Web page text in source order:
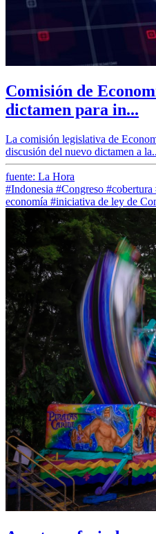
Comisión de
dictamen para in...
La comisión legislativa de
discusión del nuevo dictamen a
fuente: La Hora
#Indonesia #Congreso #cobertura
economía #iniciativa de ley de